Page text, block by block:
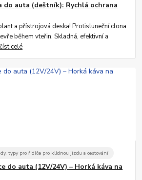
do auta (deštník): Rychlá ochrana
a přístrojová deska! Protisluneční clona
během vteřin. Skladná, efektivní a
číst celé
typy pro řidiče pro klidnou jízdu a cestování
do auta (12V/24V) – Horká káva na